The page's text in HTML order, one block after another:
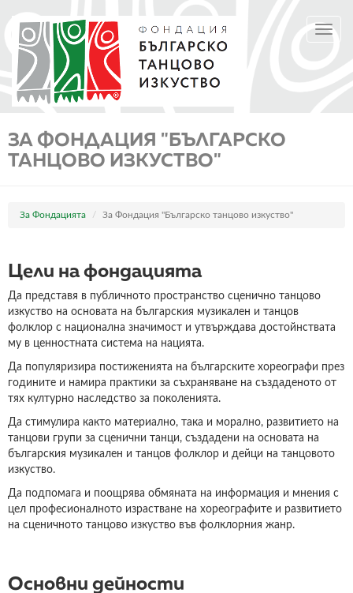
основното
съдържание
ЗА ФОНДАЦИЯ "БЪЛГАРСКО
ТАНЦОВО ИЗКУСТВО"
За Фондацията За Фондация "Българско танцово изкуство"
Цели на фондацията
Да представя в публичното пространство сценично танцово
изкуство на основата на българския музикален и танцов
фолклор с национална значимост и утвърждава достойнствата
му в ценностната система на нацията.
Да популяризира постиженията на българските хореографи през
годините и намира практики за съхраняване на създаденото от
тях културно наследство за поколенията.
Да стимулира както материално, така и морално, развитието на
танцови групи за сценични танци, създадени на основата на
българския музикален и танцов фолклор и дейци на танцовото
изкуство.
Да подпомага и поощрява обмяната на информация и мнения с
цел професионалното израстване на хореографите и развитието
на сценичното танцово изкуство във фолклорния жанр.
Основни дейности